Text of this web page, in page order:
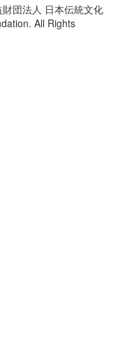
団法人 日本伝統文化
All Rights